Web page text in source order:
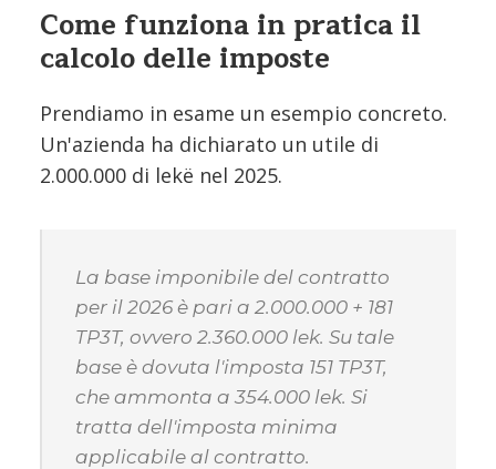
Come funziona in pratica il
calcolo delle imposte
Prendiamo in esame un esempio concreto.
Un'azienda ha dichiarato un utile di
2.000.000 di lekë nel 2025.
La base imponibile del contratto
per il 2026 è pari a 2.000.000 + 181
TP3T, ovvero 2.360.000 lek. Su tale
base è dovuta l'imposta 151 TP3T,
che ammonta a 354.000 lek. Si
tratta dell'imposta minima
applicabile al contratto.